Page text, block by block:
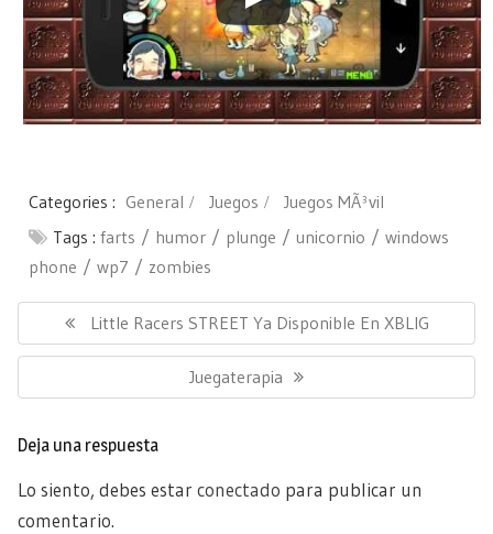
Categories : General Juegos
Juegos MÃ³vil
Tags : farts humor plunge unicornio
windows
phone
wp7 zombies
entradas
Previous
Post:
Little Racers STREET Ya Disponible En XBLIG
Next
Post:
Juegaterapia
Deja una respuesta
Lo siento, debes estar conectado para publicar un
comentario.